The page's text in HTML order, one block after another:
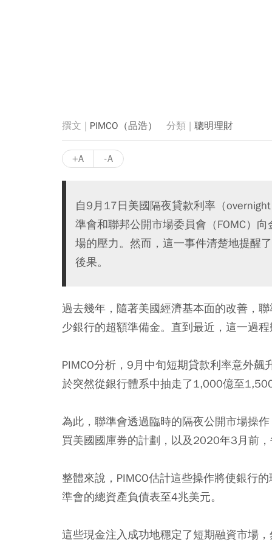
PIMCO（品浩） 聰明理財
+A -A
自9月17日美國隔夜貸款利率（
準會和聯邦公開市場委員會（FOMC）
場的壓力。然而，這一事件清楚地提醒
後果。
過去幾年，隨著美國經濟基本面的改善，
少銀行的超額準備金。直到最近，這一過
PIMCO分析，9月中旬短期貸款利率意外
於突然從銀行體系中抽走了1,000億至
為此，聯準會透過臨時的隔夜公開市場操
買美國國庫券的計劃，以及2020年3月前
整體來說，PIMCO估計這些操作將使銀行
準會的總資產負債表至4兆美元。
這些現金注入成功地穩定了短期融資市場